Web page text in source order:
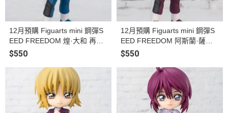
12月預購 Figuarts mini 鋼彈S
EED FREEDOM 煌·大和 再販
再販 塗裝完成品
$550
12月預購 Figuarts mini 鋼彈S
EED FREEDOM 阿斯蘭·薩拉
再販 塗裝完成品
$550